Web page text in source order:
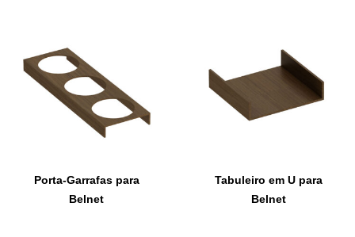
Porta-Garrafas para
Belnet
Tabuleiro em U para
Belnet